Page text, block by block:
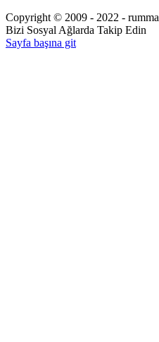
Copyright © 2009 - 2022 - rumma
Bizi Sosyal Ağlarda Takip Edin
Sayfa başına git